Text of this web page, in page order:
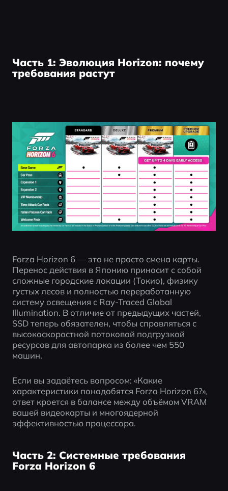
Часть 1: Эволюция Horizon: почему
требования растут
Forza Horizon 6 — это не просто смена карты.
Перенос действия в Японию приносит с собой
сложные городские локации (Токио), физику
густых лесов и полностью переработанную
систему освещения с Ray-Traced Global
Illumination. В отличие от предыдущих частей,
SSD теперь обязателен, чтобы справляться с
высокоскоростной потоковой подгрузкой
ресурсов для автопарка из более чем 550
машин.
Если вы задаётесь вопросом: «Какие
характеристики понадобятся Forza Horizon 6?»,
ответ кроется в балансе между объёмом VRAM
вашей видеокарты и многоядерной
эффективностью процессора.
Часть 2: Системные требования
Forza Horizon 6